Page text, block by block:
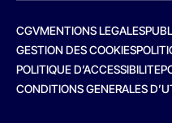
CGVMENTIONS LEGALES
GESTION DES COOKIES
POLITIQUE D’ACCESSIBILITE
CONDITIONS GENERALES